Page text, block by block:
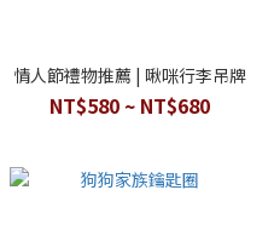
情人節禮物推薦 | 啾咪行李吊牌
NT$580 ~ NT$680